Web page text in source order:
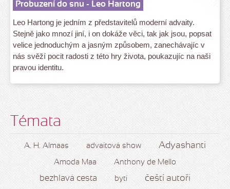
Probuzení do snu - Leo Hartong
Leo Hartong je jedním z představitelů moderní advaity.
Stejně jako mnozí jiní, i on dokáže věci, tak jak jsou, popsat
velice jednoduchým a jasným způsobem, zanechávajíc v
nás svěží pocit radosti z této hry života, poukazujíc na naši
pravou identitu.
Témata
A. H. Almaas advaitová show Adyashanti
Amoda Maa Anthony de Mello
bezhlavá cesta bytí čeští autoři